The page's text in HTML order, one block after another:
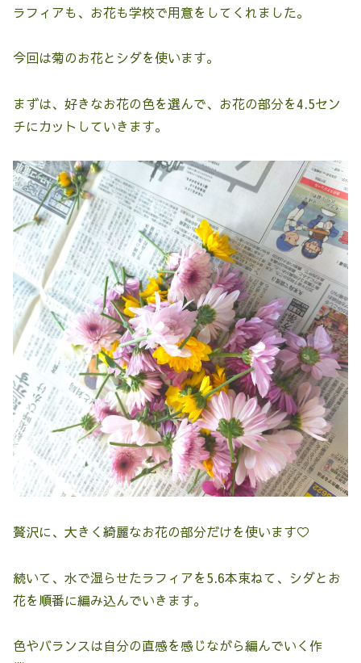
ラフィアも、お花も学校で用意をしてくれました。
今回は菊のお花とシダを使います。
まずは、好きなお花の色を選んで、お花の部分を4.5セン
チにカットしていきます。
贅沢に、大きく綺麗なお花の部分だけを使います♡
続いて、水で湿らせたラフィアを5.6本束ねて、シダとお
花を順番に編み込んでいきます。
色やバランスは自分の直感を感じながら編んでいく作